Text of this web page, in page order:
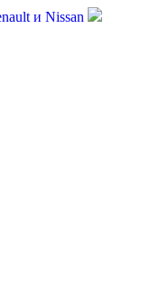
и Nissan